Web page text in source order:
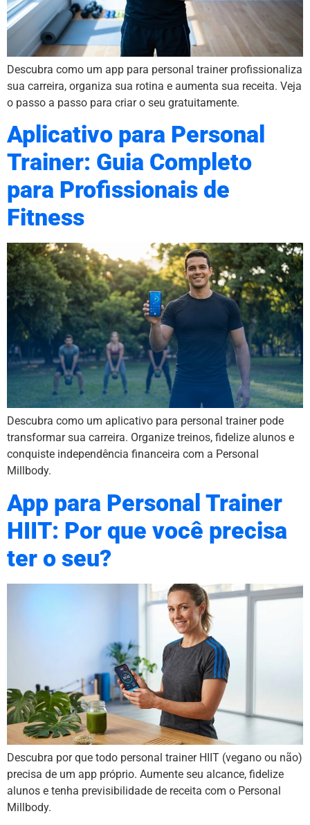
Descubra como um app para personal trainer profissionaliza
sua carreira, organiza sua rotina e aumenta sua receita. Veja
o passo a passo para criar o seu gratuitamente.
Aplicativo para Personal
Trainer: Guia Completo
para Profissionais de
Fitness
Descubra como um aplicativo para personal trainer pode
transformar sua carreira. Organize treinos, fidelize alunos e
conquiste independência financeira com a Personal
Millbody.
App para Personal Trainer
HIIT: Por que você precisa
ter o seu?
Descubra por que todo personal trainer HIIT (vegano ou não)
precisa de um app próprio. Aumente seu alcance, fidelize
alunos e tenha previsibilidade de receita com o Personal
Millbody.